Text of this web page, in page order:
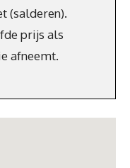
(salderen).
prijs als
afneemt.